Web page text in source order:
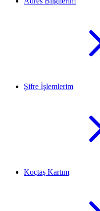
Şifre İşlemlerim
Koçtaş Kartım